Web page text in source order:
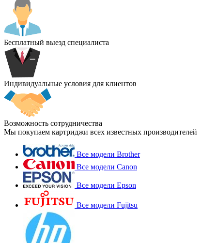
Бесплатный выезд специалиста
Индивидуальные условия для клиентов
Возможность сотрудничества
Мы покупаем картриджи всех известных производителей
Все модели Brother
Все модели Canon
Все модели Epson
Все модели Fujitsu